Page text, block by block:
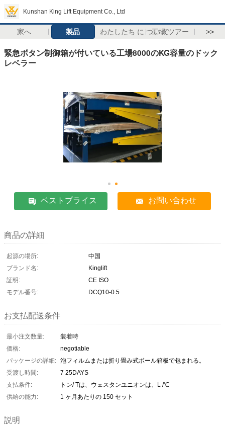
Kunshan King Lift Equipment Co., Ltd
家へ 製品 わたしたち に つい て工場 ツアー >>
緊急ボタン制御箱が付いている工場8000のKG容量のドック
レベラー
ベストプライス お問い合わせ
商品の詳細
起源の場所:
中国
ブランド名:
Kinglift
証明:
CE ISO
モデル番号:
DCQ10-0.5
お支払配送条件
最小注文数量:
装着時
価格:
negotiable
パッケージの詳細: 泡フィルムまたは折り畳み式ボール箱板で包まれる。
受渡し時間:
7 25DAYS
支払条件:
トン/ Tは、ウェスタンユニオンは、L /℃
供給の能力:
1 ヶ月あたりの 150 セット
説明